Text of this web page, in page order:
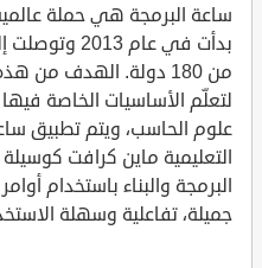
بدأت في عام
من 180 دولة. الهدف
لتعلّم الأساسيات الخاصة
علوم الحاسب، ويتم تطبيق
التعليمية ماين كرافت
البرمجة والبناء باستخدام
جميلة، تفاعلية وسهلة